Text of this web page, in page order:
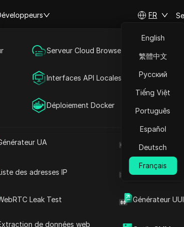
Marché de la
UA
Quel est le
navigateur
des adresses IP Générateur
Leak Test Générateur
de données web
Serveur Cloud Browser MCP
Interfaces API Locales
Déploiement Docker
FR
English
繁體中文
Русский
Tiếng Việt
Português
Español
Deutsch
Français
Max et des différents
les
en Vietnam
restrictions en
Espagne : Proxy HBO
Max + Antidetect